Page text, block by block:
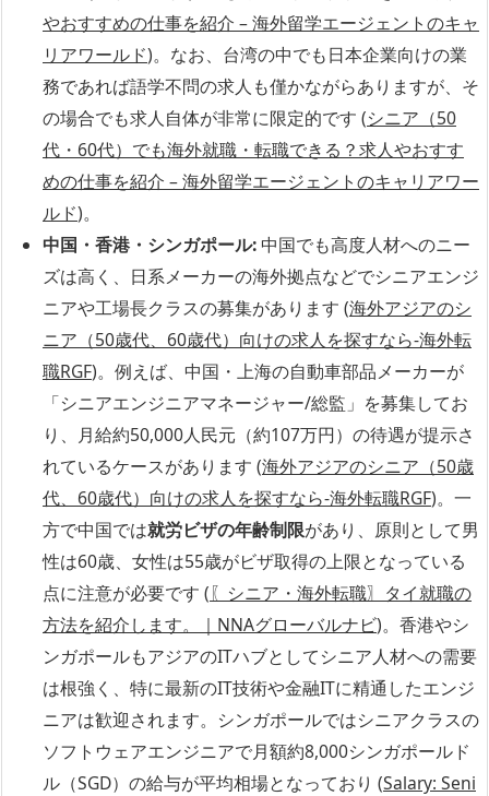
やおすすめの仕事を紹介 – 海外留学エージェントのキャ
リアワールド)。なお、台湾の中でも日本企業向けの業
務であれば語学不問の求人も僅かながらありますが、そ
の場合でも求人自体が非常に限定的です (シニア（50
代・60代）でも海外就職・転職できる？求人やおすす
めの仕事を紹介 – 海外留学エージェントのキャリアワー
ルド)。
中国・香港・シンガポール: 中国でも高度人材へのニー
ズは高く、日系メーカーの海外拠点などでシニアエンジ
ニアや工場長クラスの募集があります (海外アジアのシ
ニア（50歳代、60歳代）向けの求人を探すなら‐海外転
職RGF)。例えば、中国・上海の自動車部品メーカーが
「シニアエンジニアマネージャー/総監」を募集してお
り、月給約50,000人民元（約107万円）の待遇が提示さ
れているケースがあります (海外アジアのシニア（50歳
代、60歳代）向けの求人を探すなら‐海外転職RGF)。一
方で中国では就労ビザの年齢制限があり、原則として男
性は60歳、女性は55歳がビザ取得の上限となっている
点に注意が必要です (〖シニア・海外転職〗タイ就職の
方法を紹介します。｜NNAグローバルナビ)。香港やシ
ンガポールもアジアのITハブとしてシニア人材への需要
は根強く、特に最新のIT技術や金融ITに精通したエンジ
ニアは歓迎されます。シンガポールではシニアクラスの
ソフトウェアエンジニアで月額約8,000シンガポールド
ル（SGD）の給与が平均相場となっており (Salary: Seni